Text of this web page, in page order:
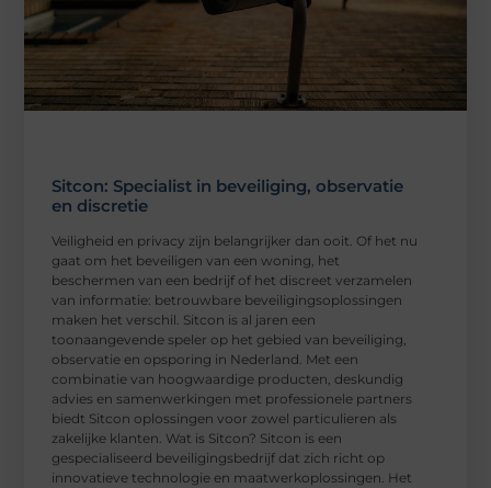
Sitcon: Specialist in beveiliging, observatie
en discretie
Veiligheid en privacy zijn belangrijker dan ooit. Of het nu
gaat om het beveiligen van een woning, het
beschermen van een bedrijf of het discreet verzamelen
van informatie: betrouwbare beveiligingsoplossingen
maken het verschil. Sitcon is al jaren een
toonaangevende speler op het gebied van beveiliging,
observatie en opsporing in Nederland. Met een
combinatie van hoogwaardige producten, deskundig
advies en samenwerkingen met professionele partners
biedt Sitcon oplossingen voor zowel particulieren als
zakelijke klanten. Wat is Sitcon? Sitcon is een
gespecialiseerd beveiligingsbedrijf dat zich richt op
innovatieve technologie en maatwerkoplossingen. Het